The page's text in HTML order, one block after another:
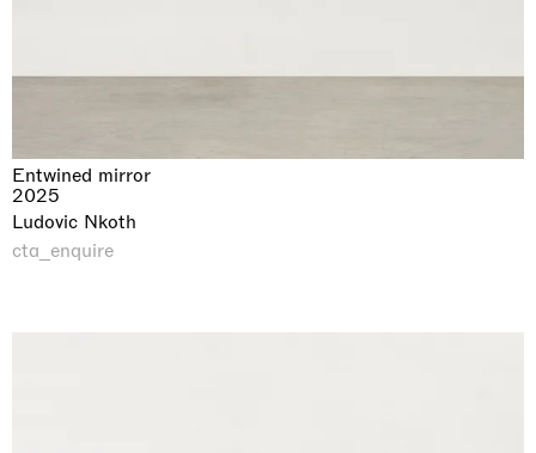
Entwined mirror
2025
Ludovic Nkoth
cta_enquire